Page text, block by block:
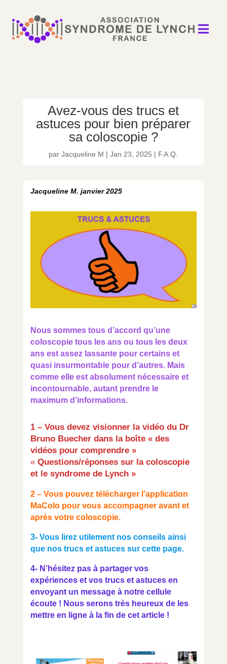

Avez-vous des trucs et
astuces pour bien préparer
sa coloscopie ?
parJacqueline M |Jan 23, 2025 | F.A.Q.
Jacqueline M. janvier 2025
Nous sommes tous d’accord qu’une
coloscopie tous les ans ou tous les deux
ans est assez lassante pour certains et
quasi insurmontable pour d’autres. Mais
comme elle est absolument nécessaire et
incontournable, autant prendre le
maximum d’informations.
1 – Vous devez visionner la vidéo du Dr
Bruno Buecher dans la boîte « des
vidéos pour comprendre »
« Questions/réponses sur la coloscopie
et le syndrome de Lynch »
2 – Vous pouvez télécharger l’application
MaColo pour vous accompagner avant et
après votre coloscopie.
3- Vous lirez utilement nos conseils ainsi
que nos trucs et astuces sur cette page.
4- N’hésitez pas à partager vos
expériences et vos trucs et astuces en
envoyant un message à notre cellule
écoute ! Nous serons très heureux de les
mettre en ligne à la fin de cet article !